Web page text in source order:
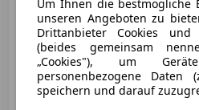
€
Um Ihnen die bestmögliche
unseren Angeboten zu
Drittanbieter Cookies und
(beides gemeinsam
„Cookies"), um
personenbezogene Daten
speichern und darauf